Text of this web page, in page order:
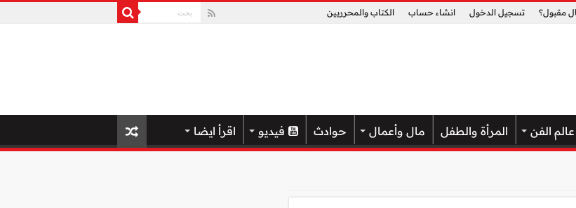
مقبول؟ تسجيل الدخول انشاء حساب الكتاب والمحرريين
عالم الفن المرأة والطفل مال وأعمال حوادث فيديو اقرأ ايضا